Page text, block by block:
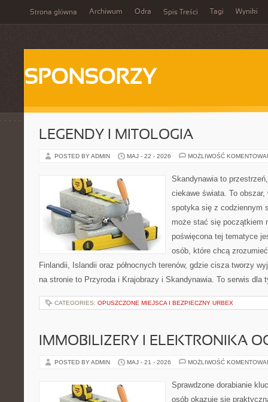
Strona główna Archiwum Odra Spis Treści Tagi Wyniki
SPONSORZY
LEGENDY I MITOLOGIA
POSTED BY ADMIN MAJ - 22 - 2026 MOŻLIWOŚĆ
Skandynawia to
ciekawe świata. To
spotyka się z codziennym
może stać się początkiem
poświęcona tej tematyce
osób, które chcą
Finlandii, Islandii oraz północnych terenów, gdzie cisza tworzy
na stronie to Przyroda i Krajobrazy i Skandynawia. To serwis
CATEGORIES: OPUSZCZONE MIEJSCA I BEZPIECZNY URBEX
IMMOBILIZERY I ELEKTRONIKA
POSTED BY ADMIN MAJ - 21 - 2026 MOŻLIWOŚĆ
Sprawdzone dorabianie
osób okazuje się